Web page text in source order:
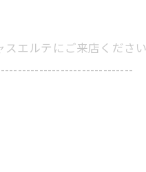
スエルテにご来店くださ